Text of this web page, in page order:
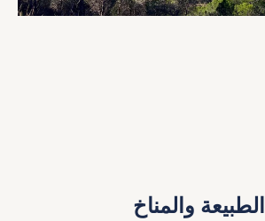
الطبيعة والمناخ